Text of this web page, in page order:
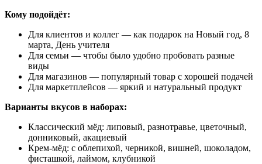
Кому подойдёт:
Для клиентов и коллег — как подарок на Новый год, 8
марта, День учителя
Для семьи — чтобы было удобно пробовать разные
виды
Для магазинов — популярный товар с хорошей подачей
Для маркетплейсов — яркий и натуральный продукт
Варианты вкусов в наборах:
Классический мёд: липовый, разнотравье, цветочный,
донниковый, акациевый
Крем-мёд: с облепихой, черникой, вишней, шоколадом,
фисташкой, лаймом, клубникой